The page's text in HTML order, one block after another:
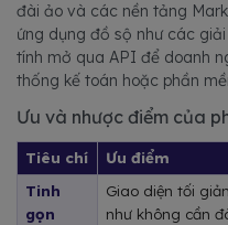
đài ảo và các nền tảng
ứng dụng đồ sộ như các
tính mở qua API để doanh
thống kế toán hoặc phần
Ưu và nhược điểm của
Tiêu chí Ưu điểm
Tinh
gọn
Giao diện tối
như không cần